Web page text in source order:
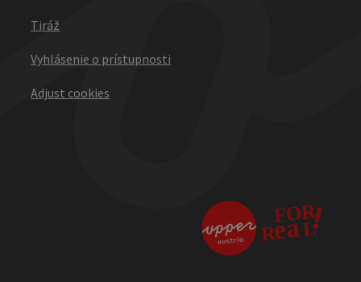
Tiráž
Vyhlásenie o prístupnosti
Adjust cookies